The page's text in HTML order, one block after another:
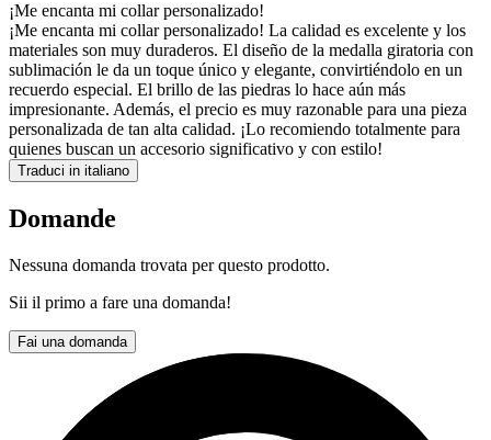
¡Me encanta mi collar personalizado!
¡Me encanta mi collar personalizado! La calidad es excelente y los
materiales son muy duraderos. El diseño de la medalla giratoria con
sublimación le da un toque único y elegante, convirtiéndolo en un
recuerdo especial. El brillo de las piedras lo hace aún más
impresionante. Además, el precio es muy razonable para una pieza
personalizada de tan alta calidad. ¡Lo recomiendo totalmente para
quienes buscan un accesorio significativo y con estilo!
Traduci in italiano
Domande
Nessuna domanda trovata per questo prodotto.
Sii il primo a fare una domanda!
Fai una domanda